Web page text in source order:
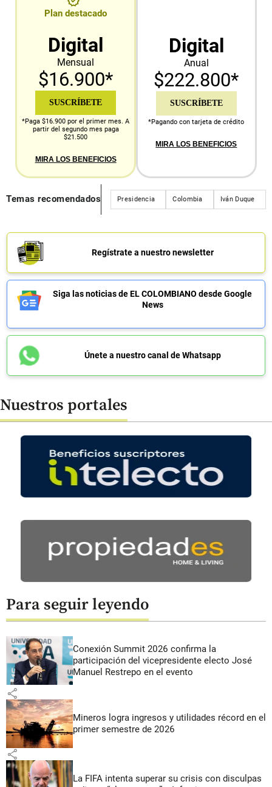
Plan destacado
Digital
Mensual
$16.900*
SUSCRÍBETE
*Paga $16.900 por el primer mes. A
partir del segundo mes paga
$21.500
MIRA LOS BENEFICIOS
Digital
Anual
$222.800*
SUSCRÍBETE
*Pagando con tarjeta de crédito
MIRA LOS BENEFICIOS
Temas recomendados Presidencia Colombia Iván Duque
Regístrate a nuestro newsletter
Siga las noticias de EL COLOMBIANO desde Google
News
Únete a nuestro canal de Whatsapp
Nuestros portales
Para seguir leyendo
Conexión Summit 2026 confirma la
participación del vicepresidente electo José
Manuel Restrepo en el evento
share
Mineros logra ingresos y utilidades récord en el
primer semestre de 2026
share
La FIFA intenta superar su crisis con disculpas